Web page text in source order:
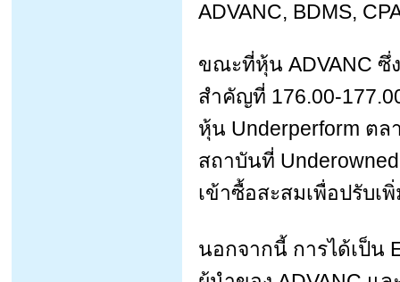
ADVANC, BDMS,
ขณะที่หุ้น ADVANC ซึ่
สำคัญที่ 176.00-
หุ้น Underperform ต
สถาบันที่
เข้าซื้อสะสมเพื่อปรับ
นอกจากนี้ การได้เป็น